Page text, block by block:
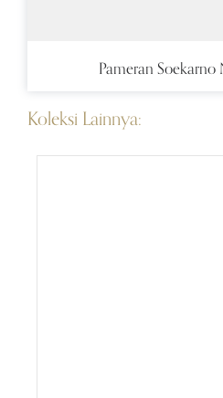
Pameran
Koleksi Lainnya: